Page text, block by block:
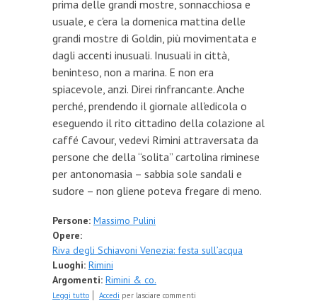
prima delle grandi mostre, sonnacchiosa e
usuale, e c'era la domenica mattina delle
grandi mostre di Goldin, più movimentata e
dagli accenti inusuali. Inusuali in città,
beninteso, non a marina. E non era
spiacevole, anzi. Direi rinfrancante. Anche
perché, prendendo il giornale all'edicola o
eseguendo il rito cittadino della colazione al
caffé Cavour, vedevi Rimini attraversata da
persone che della “solita” cartolina riminese
per antonomasia – sabbia sole sandali e
sudore – non gliene poteva fregare di meno.
Persone: Massimo Pulini
Opere:
Riva degli Schiavoni Venezia: festa sull’acqua
Luoghi: Rimini
Argomenti: Rimini & co.
Leggi tutto su Speriamo di non finire “sotto” la Linea d'ombra
Accedi per lasciare commenti